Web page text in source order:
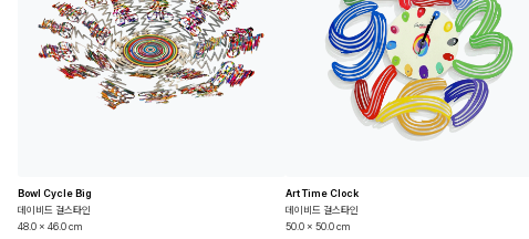
Bowl Cycle Big
데이비드 걸스타인
48.0 x 46.0 cm
Art Time Clock
데이비드 걸스타인
50.0 x 50.0 cm